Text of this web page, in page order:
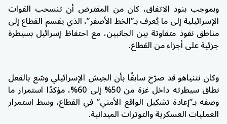
وبموجب بنود الاتفاق، كان من المفترض أن تنسحب القوات
الإسرائيلية إلى ما يُعرف بـ”الخط الأصفر”، الذي يقسم القطاع إلى
مناطق نفوذ متفاوتة بين الجانبين، مع احتفاظ إسرائيل بسيطرة
جزئية على أجزاء من القطاع.
وكان نتنياهو قد صرّح سابقًا بأن الجيش الإسرائيلي وسّع بالفعل
نطاق سيطرته داخل غزة من 50% إلى 60%، مؤكدًا استمرار ما
وصفه بـ”إعادة تشكيل الواقع الأمني” في القطاع، وسط استمرار
العمليات العسكرية والتوترات الميدانية.